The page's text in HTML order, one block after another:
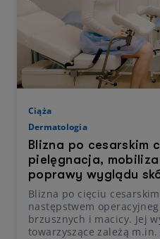
Ciąża
Dermatologia
Blizna po cesarskim
pielęgnacja,
poprawy wyglądu
Blizna po cięciu
następstwem
brzusznych i macicy. Jej
towarzyszące zależą